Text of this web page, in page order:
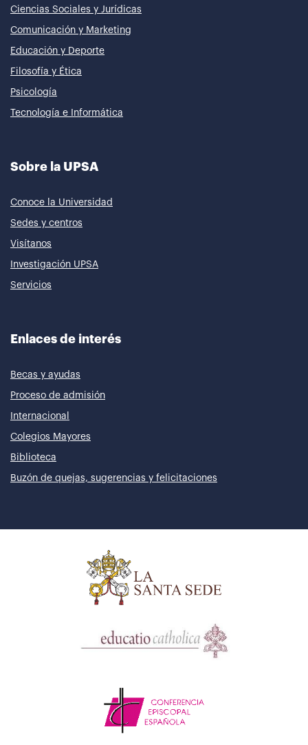
Ciencias Sociales y Jurídicas
Comunicación y Marketing
Educación y Deporte
Filosofía y Ética
Psicología
Tecnología e Informática
Sobre la UPSA
Conoce la Universidad
Sedes y centros
Visítanos
Investigación UPSA
Servicios
Enlaces de interés
Becas y ayudas
Proceso de admisión
Internacional
Colegios Mayores
Biblioteca
Buzón de quejas, sugerencias y felicitaciones